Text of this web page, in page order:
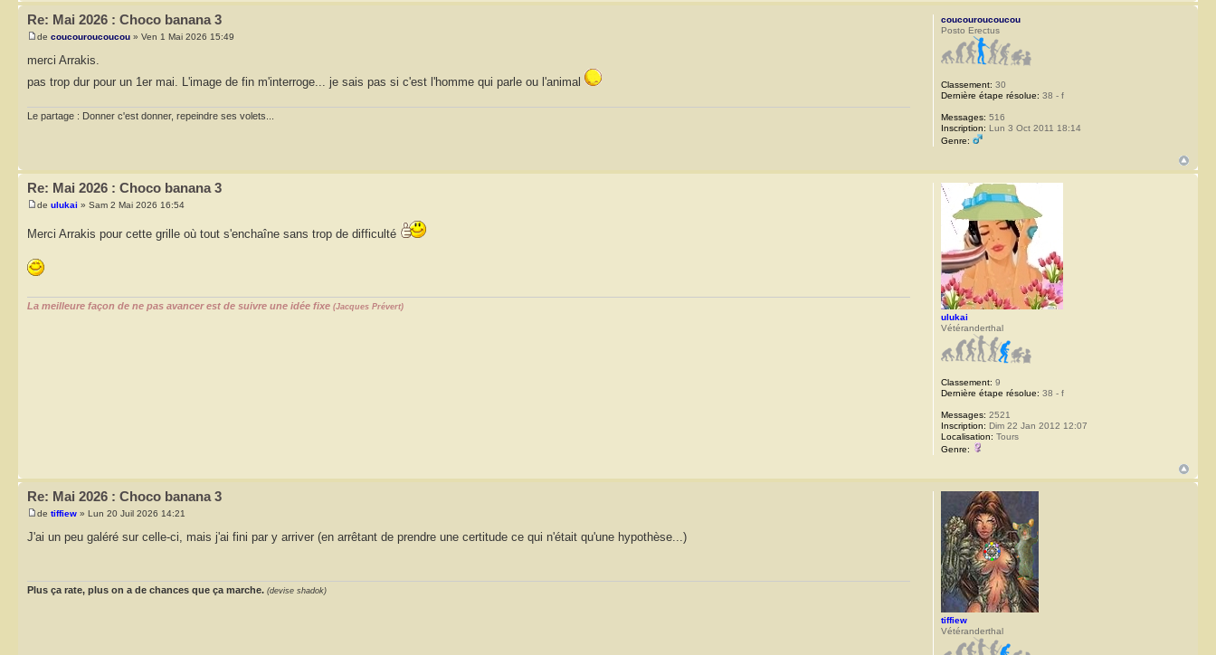
Re: Mai 2026 : Choco banana 3
de coucouroucoucou » Ven 1 Mai 2026 15:49
merci Arrakis.
pas trop dur pour un 1er mai. L'image de fin m'interroge... je sais pas si c'est l'homme qui parle ou l'animal
Le partage : Donner c'est donner, repeindre ses volets...
coucouroucoucou
Posto Erectus
Classement: 30
Dernière étape résolue: 38 - f
Messages: 516
Inscription: Lun 3 Oct 2011 18:14
Genre:
Re: Mai 2026 : Choco banana 3
de ulukai » Sam 2 Mai 2026 16:54
Merci Arrakis pour cette grille où tout s'enchaîne sans trop de difficulté
La meilleure façon de ne pas avancer est de suivre une idée fixe (Jacques Prévert)
ulukai
Vétéranderthal
Classement: 9
Dernière étape résolue: 38 - f
Messages: 2521
Inscription: Dim 22 Jan 2012 12:07
Localisation: Tours
Genre:
Re: Mai 2026 : Choco banana 3
de tiffiew » Lun 20 Juil 2026 14:21
J'ai un peu galéré sur celle-ci, mais j'ai fini par y arriver (en arrêtant de prendre une certitude ce qui n'était qu'une hypothèse...)
Plus ça rate, plus on a de chances que ça marche. (devise shadok)
tiffiew
Vétéranderthal